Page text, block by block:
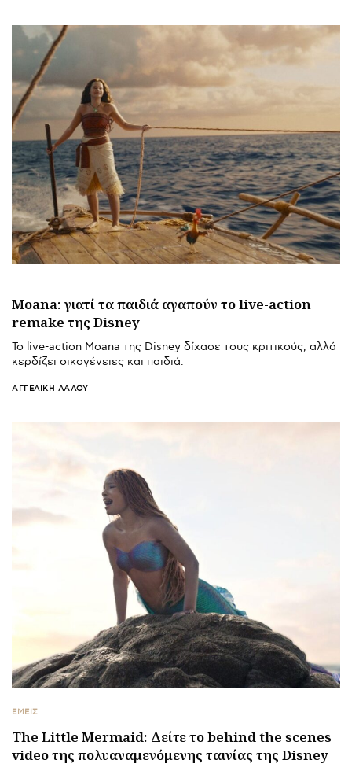
Moana: γιατί τα παιδιά αγαπούν το live-action
remake της Disney
Το live-action Moana της Disney δίχασε τους κριτικούς, αλλά
κερδίζει οικογένειες και παιδιά.
ΑΓΓΕΛΙΚΉ ΛΆΛΟΥ
ΕΜΕΙΣ
The Little Mermaid: Δείτε το behind the scenes
video της πολυαναμενόμενης ταινίας της Disney